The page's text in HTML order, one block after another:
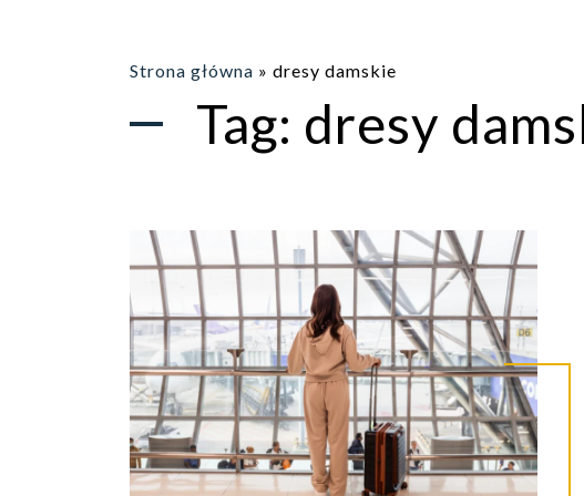
Strona główna » dresy damskie
Tag: dresy